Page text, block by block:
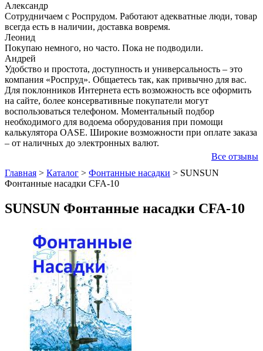
Александр
Сотрудничаем с Роспрудом. Работают адекватные люди, товар
всегда есть в наличии, доставка вовремя.
Леонид
Покупаю немного, но часто. Пока не подводили.
Андрей
Удобство и простота, доступность и универсальность – это
компания «Роспруд». Общаетесь так, как привычно для вас.
Для поклонников Интернета есть возможность все оформить
на сайте, более консервативные покупатели могут
воспользоваться телефоном. Моментальный подбор
необходимого для водоема оборудования при помощи
калькулятора OASE. Широкие возможности при оплате заказа
– от наличных до электронных валют.
Все отзывы
Главная > Каталог > Фонтанные насадки > SUNSUN
Фонтанные насадки CFA-10
SUNSUN Фонтанные насадки CFA-10